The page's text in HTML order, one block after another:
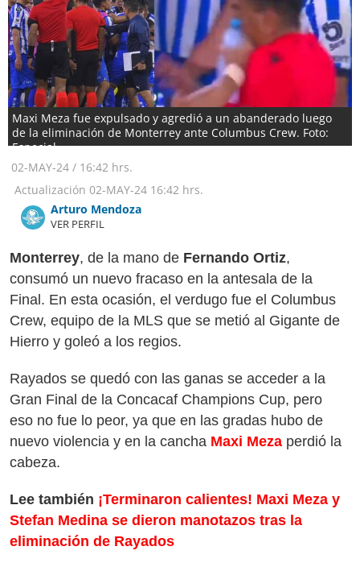
Maxi Meza fue expulsado y agredió a un abanderado luego
de la eliminación de Monterrey ante Columbus Crew. Foto:
Especial
02-MAY-24 / 16:42 hrs.
Actualización 02-MAY-24 16:42 hrs.
Arturo Mendoza
VER PERFIL
Monterrey, de la mano de Fernando Ortiz,
consumó un nuevo fracaso en la antesala de la
Final. En esta ocasión, el verdugo fue el Columbus
Crew, equipo de la MLS que se metió al Gigante de
Hierro y goleó a los regios.
Rayados se quedó con las ganas se acceder a la
Gran Final de la Concacaf Champions Cup, pero
eso no fue lo peor, ya que en las gradas hubo de
nuevo violencia y en la cancha Maxi Meza perdió la
cabeza.
Lee también ¡Terminaron calientes! Maxi Meza y
Stefan Medina se dieron manotazos tras la
eliminación de Rayados